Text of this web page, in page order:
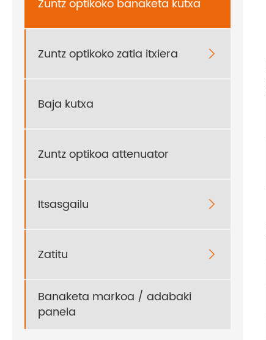
Zuntz optikoko banaketa kutxa
Zuntz optikoko zatia itxiera 
Baja kutxa
Zuntz optikoa attenuator
Itsasgailu 
Zatitu 
Banaketa markoa / adabaki
panela